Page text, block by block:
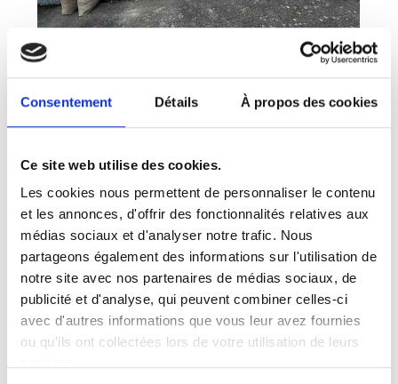
Consentement Détails À propos des cookies
Ce site web utilise des cookies.
Les cookies nous permettent de personnaliser le contenu
et les annonces, d'offrir des fonctionnalités relatives aux
médias sociaux et d'analyser notre trafic. Nous
partageons également des informations sur l'utilisation de
notre site avec nos partenaires de médias sociaux, de
publicité et d'analyse, qui peuvent combiner celles-ci
avec d'autres informations que vous leur avez fournies
ou qu'ils ont collectées lors de votre utilisation de leurs